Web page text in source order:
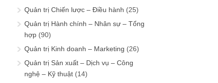
Quản trị Chiến lược – Điều hành (25)
Quản trị Hành chính – Nhân sự – Tổng
hợp (90)
Quản trị Kinh doanh – Marketing (26)
Quản trị Sản xuất – Dịch vụ – Công
nghệ – Kỹ thuật (14)